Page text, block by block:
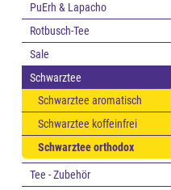
PuErh & Lapacho
Rotbusch-Tee
Sale
Schwarztee
Schwarztee aromatisch
Schwarztee koffeinfrei
Schwarztee orthodox
Tee - Zubehör